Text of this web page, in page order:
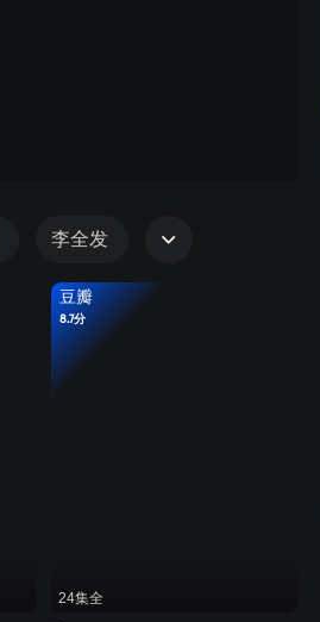
李全发
豆瓣
8.7分
24集全